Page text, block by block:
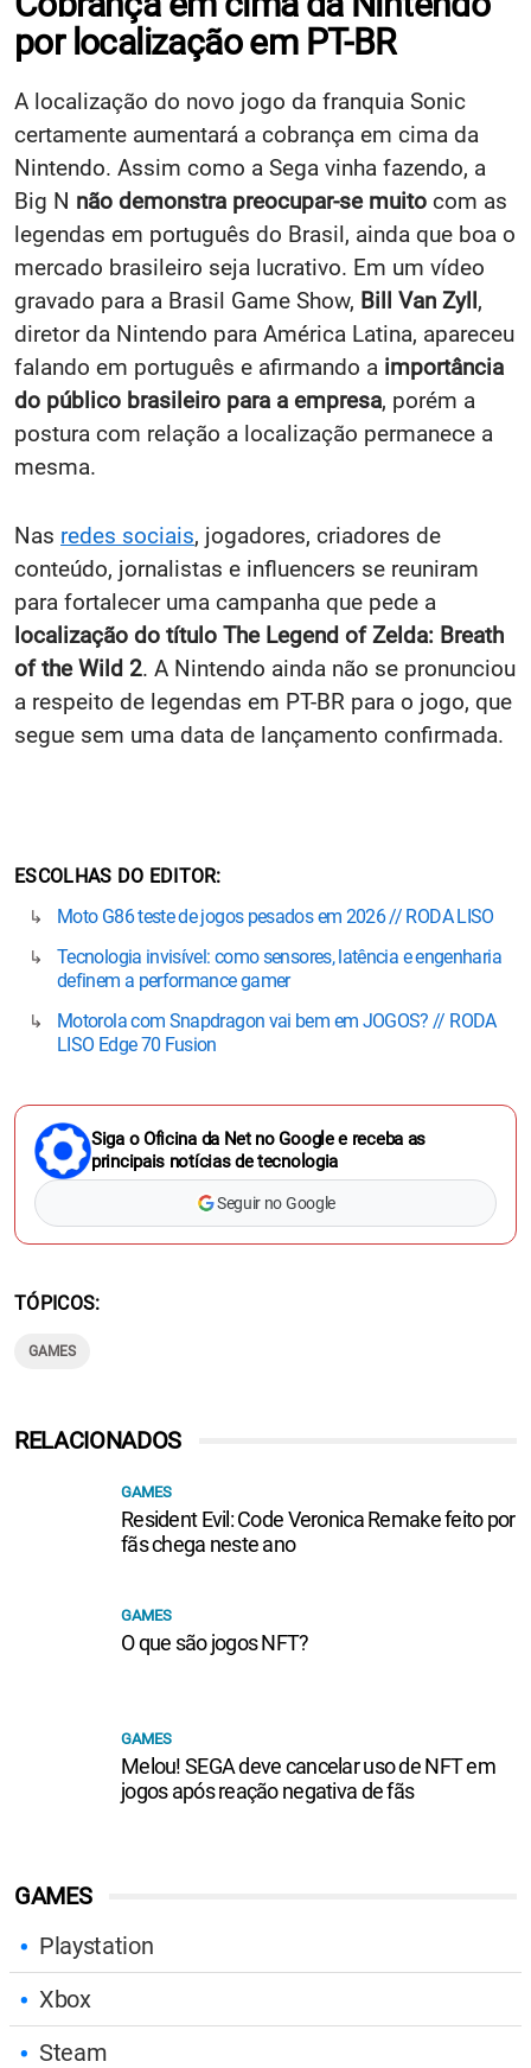
por localização em PT-BR
A localização do novo jogo da franquia Sonic
certamente aumentará a cobrança em cima da
Nintendo. Assim como a Sega vinha fazendo, a
Big N não demonstra preocupar-se muito com as
legendas em português do Brasil, ainda que boa o
mercado brasileiro seja lucrativo. Em um vídeo
gravado para a Brasil Game Show, Bill Van Zyll,
diretor da Nintendo para América Latina, apareceu
falando em português e afirmando a importância
do público brasileiro para a empresa, porém a
postura com relação a localização permanece a
mesma.
Nas redes sociais, jogadores, criadores de
conteúdo, jornalistas e influencers se reuniram
para fortalecer uma campanha que pede a
localização do título The Legend of Zelda: Breath
of the Wild 2. A Nintendo ainda não se pronunciou
a respeito de legendas em PT-BR para o jogo, que
segue sem uma data de lançamento confirmada.
ESCOLHAS DO EDITOR
Moto G86 teste de jogos pesados em 2026 // RODA LISO
Tecnologia invisível: como sensores, latência e engenharia
definem a performance gamer
Motorola com Snapdragon vai bem em JOGOS? // RODA
LISO Edge 70 Fusion
Siga o Oficina da Net no Google e receba as
principais notícias de tecnologia
Seguir no Google
TÓPICOS
GAMES
GAMES
Playstation
Xbox
Steam
RELACIONADOS
GAMES
Resident Evil: Code Veronica Remake feito por
fãs chega neste ano
GAMES
O que são jogos NFT?
GAMES
Melou! SEGA deve cancelar uso de NFT em
jogos após reação negativa de fãs